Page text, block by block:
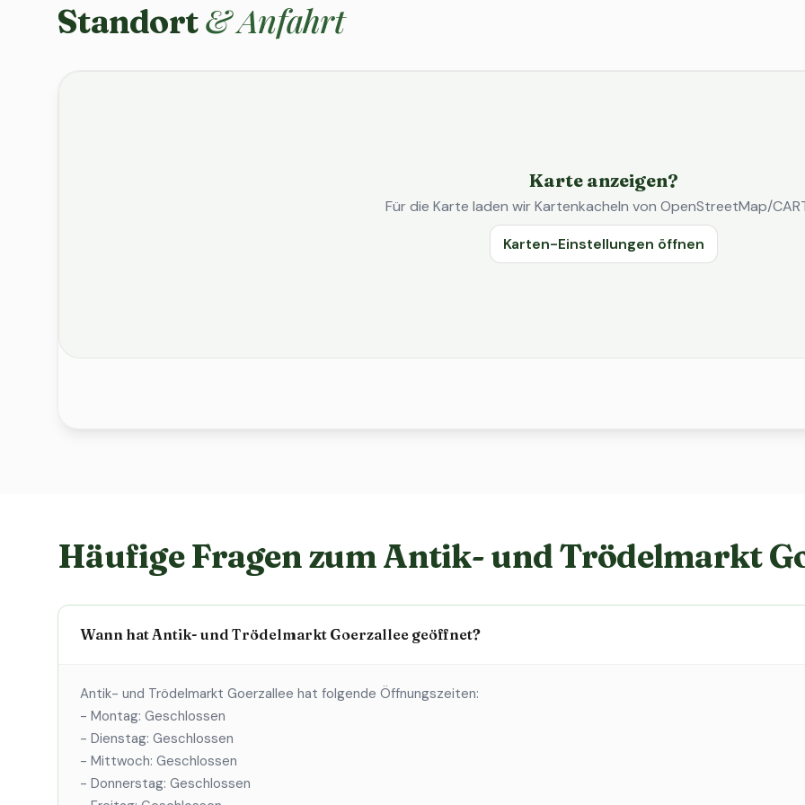
Standort& Anfahrt
Karte anzeigen?
Für die Karte laden wir Kartenkacheln von OpenStreetMap/
Karten-Einstellungen öffnen
Häufige Fragen zum Antik- und Trödelmarkt
Wann hat Antik- und Trödelmarkt Goerzallee geöffnet?
Antik- und Trödelmarkt Goerzallee hat folgende Öffnungszeiten:
- Montag: Geschlossen
- Dienstag: Geschlossen
- Mittwoch: Geschlossen
- Donnerstag: Geschlossen